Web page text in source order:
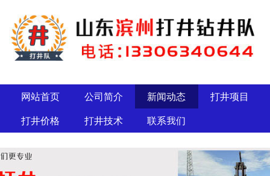
网站首页 公司简介 新闻动态 打井项目
打井价格 打井技术 联系我们